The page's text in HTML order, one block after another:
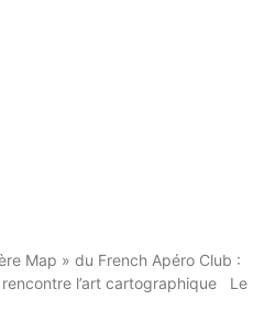
Map » du French Apéro Club :
l’art cartographique Le